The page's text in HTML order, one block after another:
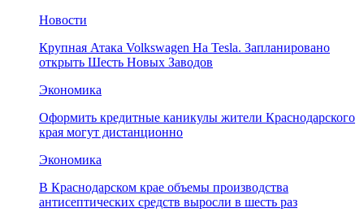
Новости
Крупная Атака Volkswagen На Tesla. Запланировано
открыть Шесть Новых Заводов
Экономика
Оформить кредитные каникулы жители Краснодарского
края могут дистанционно
Экономика
В Краснодарском крае объемы производства
антисептических средств выросли в шесть раз